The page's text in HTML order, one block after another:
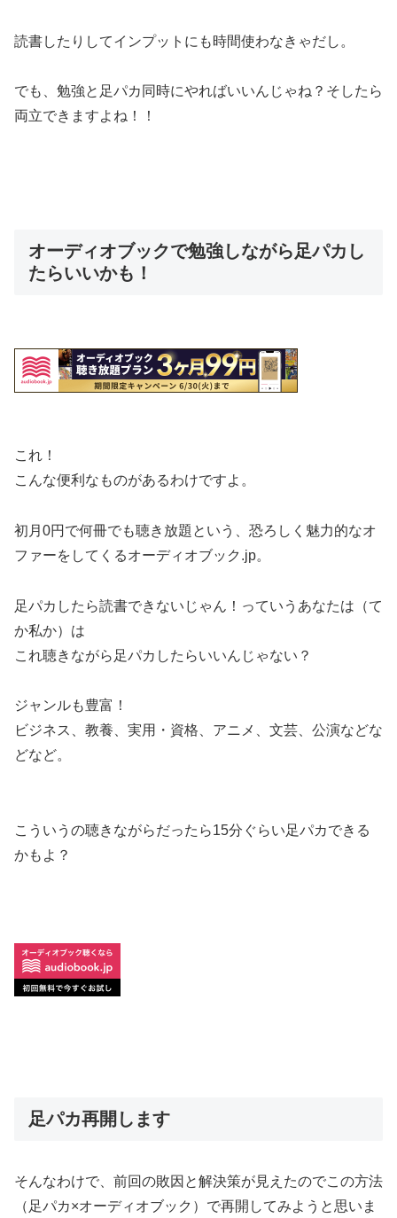
読書したりしてインプットにも時間使わなきゃだし。
でも、 勉強と足パカ同時にやればいいんじゃね？ そしたら
両立できますよね！！
オーディオブックで勉強しながら足パカし
たらいいかも！
これ！
こんな便利なものがあるわけですよ。
初月0円で何冊でも聴き放題 という、恐ろしく魅力的なオ
ファーをしてくるオーディオブック.jp。
足パカしたら読書できないじゃん！っていうあなたは（て
か私か）は
これ聴きながら足パカしたらいいんじゃない？
ジャンルも豊富！
ビジネス、教養、実用・資格、アニメ、文芸、公演などな
どなど。
こういうの聴きながらだったら15分ぐらい足パカできる
かもよ？
足パカ再開します
そんなわけで、前回の敗因と解決策が見えたのでこの方法
（足パカ×オーディオブック）で再開してみようと思いま